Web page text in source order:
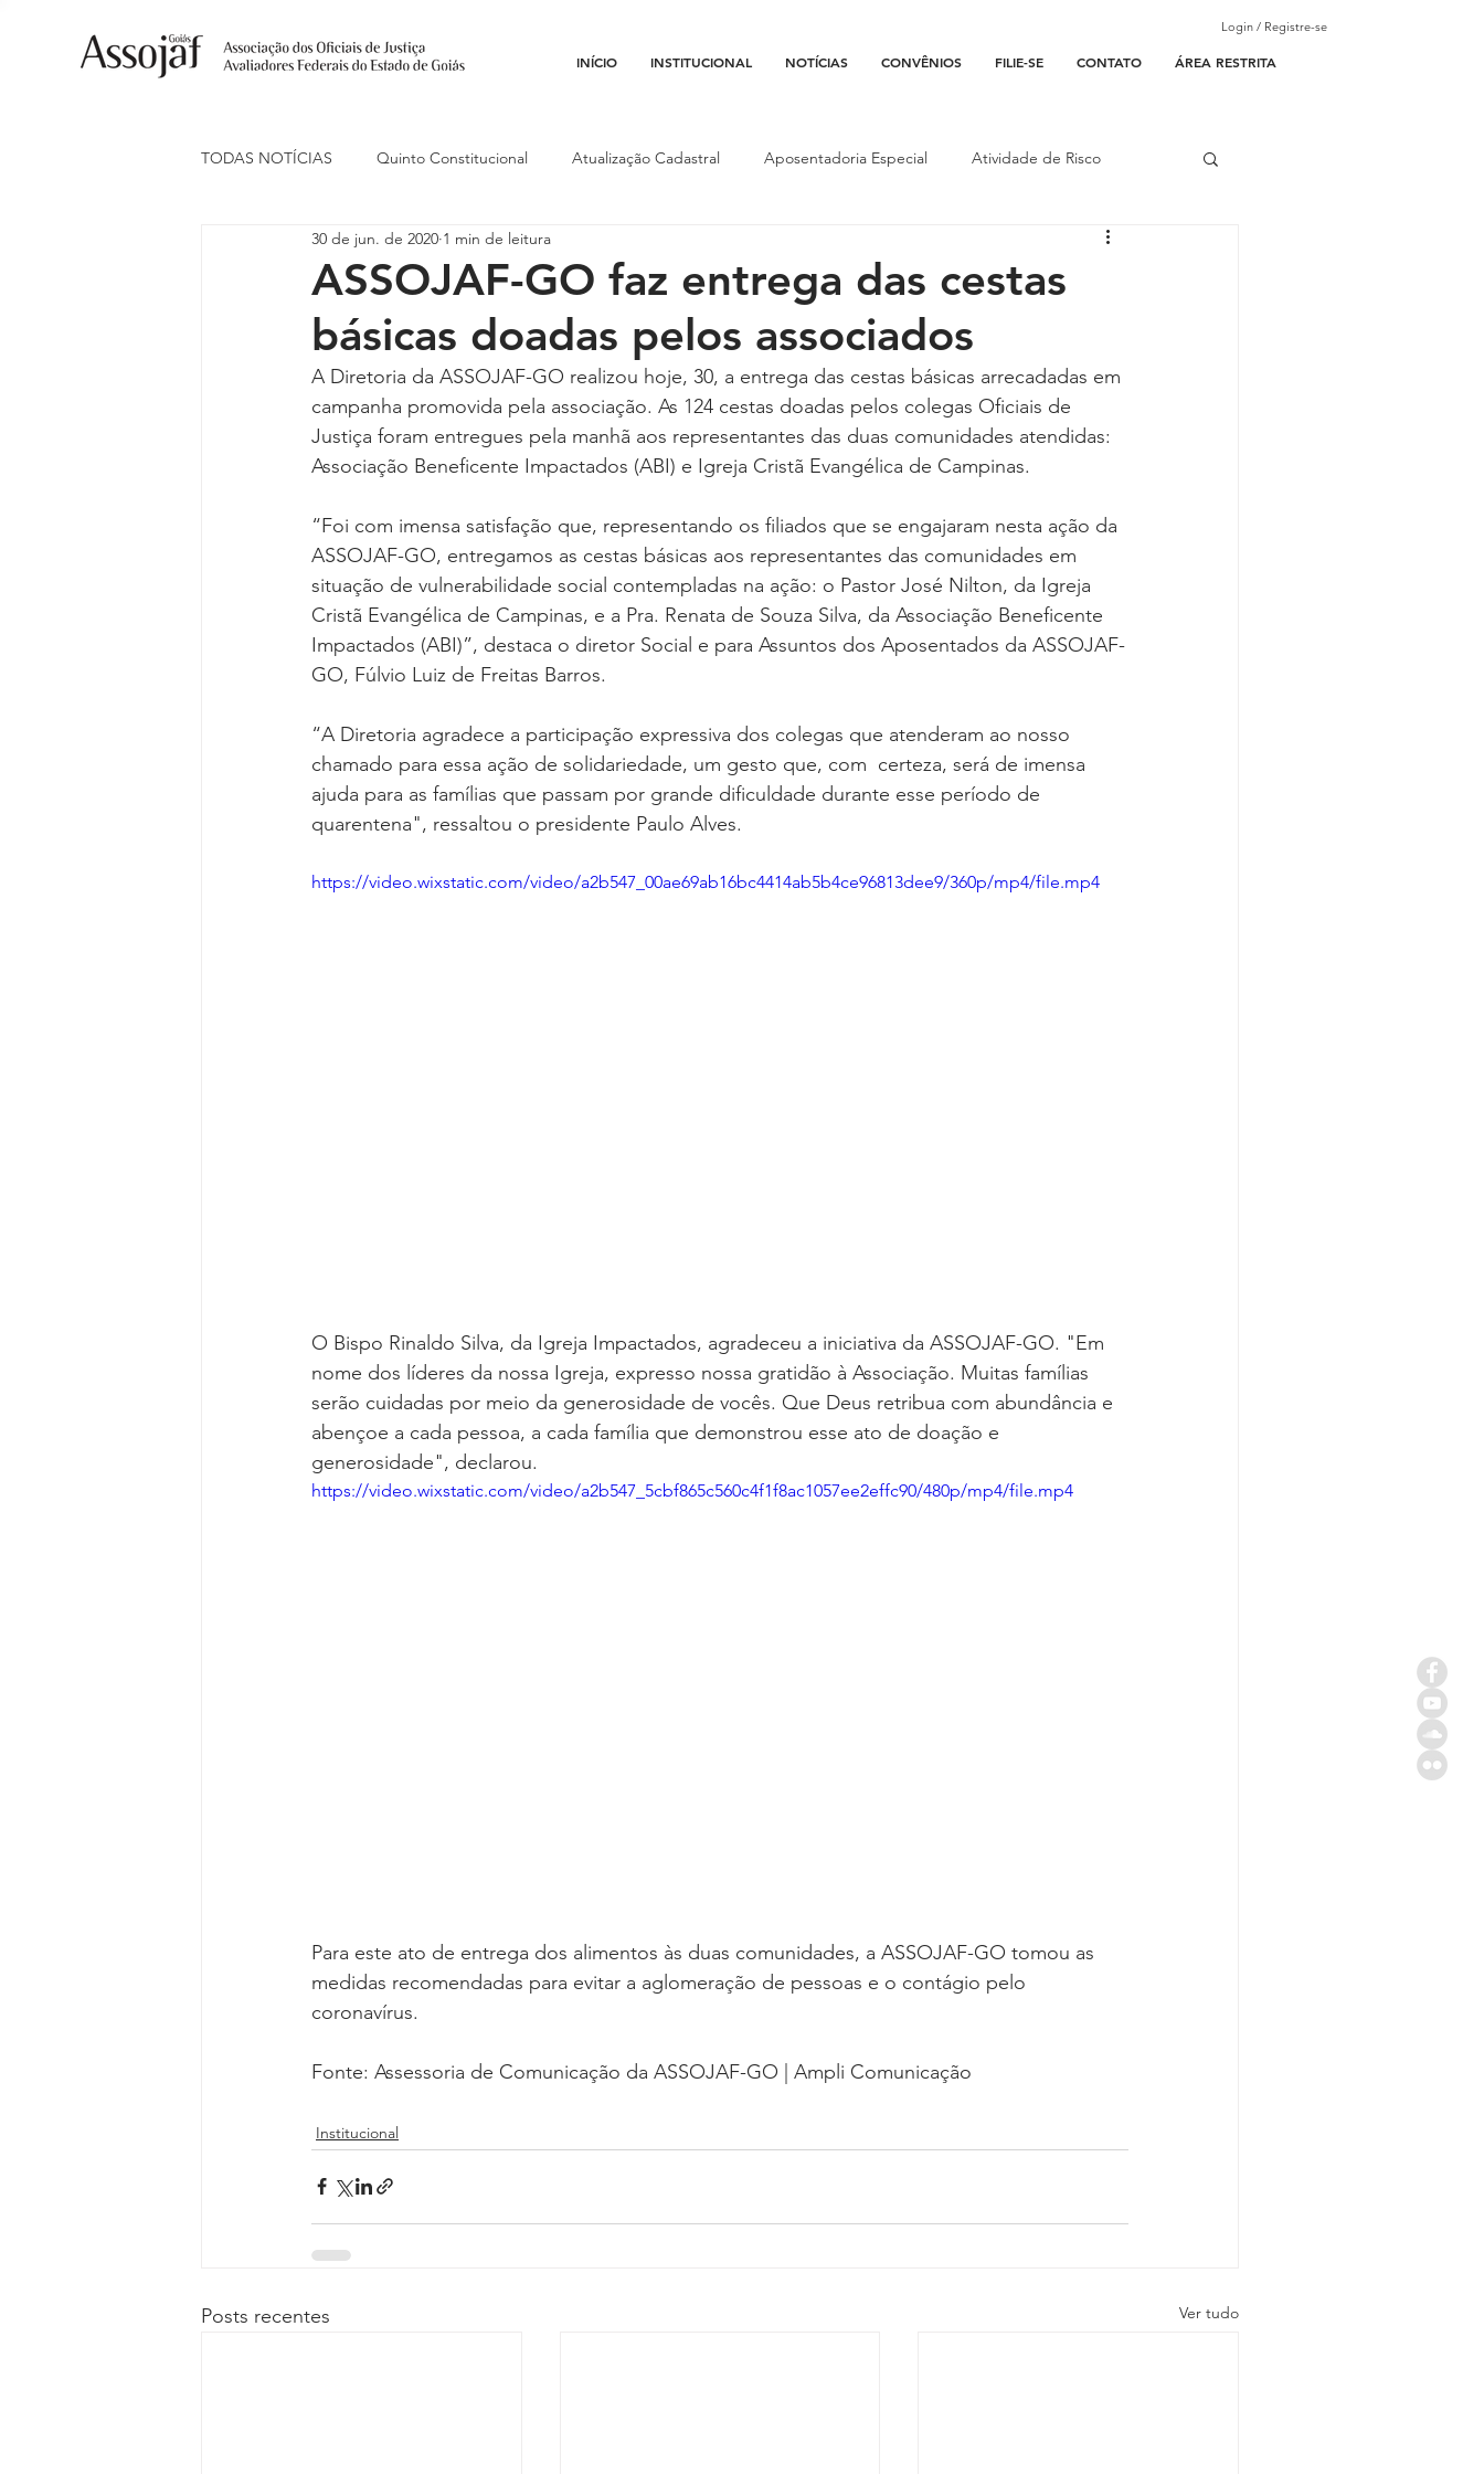
INÍCIO INSTITUCIONAL NOTÍCIAS CONVÊNIOS FILIE-SE CONTATO ÁREA RESTRITA
Login / Registre-se
TODAS NOTÍCIAS Quinto Constitucional Atualização Cadastral Aposentadoria Especial Atividade de Risco
Ações Judiciais Carreira Conojaf
Indenização de Transporte Isenção Fiscal Justiça do Trabalho Justiça Federal
Livre Estacionamento Porte de Arma Pleitos da Assojaf-GO
Desjudicialização
ASSOJAF-GO faz entrega das cestas
básicas doadas pelos associados
30 de jun. de 2020 1 min de leitura
A Diretoria da ASSOJAF-GO realizou hoje, 30, a entrega das cestas básicas arrecadadas em
campanha promovida pela associação. As 124 cestas doadas pelos colegas Oficiais de
Justiça foram entregues pela manhã aos representantes das duas comunidades atendidas:
Associação Beneficente Impactados (ABI) e Igreja Cristã Evangélica de Campinas.
“Foi com imensa satisfação que, representando os filiados que se engajaram nesta ação da
ASSOJAF-GO, entregamos as cestas básicas aos representantes das comunidades em
situação de vulnerabilidade social contempladas na ação: o Pastor José Nilton, da Igreja
Cristã Evangélica de Campinas, e a Pra. Renata de Souza Silva, da Associação Beneficente
Impactados (ABI)”, destaca o diretor Social e para Assuntos dos Aposentados da ASSOJAF-
GO, Fúlvio Luiz de Freitas Barros.
“A Diretoria agradece a participação expressiva dos colegas que atenderam ao nosso
chamado para essa ação de solidariedade, um gesto que, com  certeza, será de imensa
ajuda para as famílias que passam por grande dificuldade durante esse período de
quarentena", ressaltou o presidente Paulo Alves.
https://video.wixstatic.com/video/a2b547_00ae69ab16bc4414ab5b4ce96813dee9/360p/mp4/file.mp4
O Bispo Rinaldo Silva, da Igreja Impactados, agradeceu a iniciativa da ASSOJAF-GO. "Em
nome dos líderes da nossa Igreja, expresso nossa gratidão à Associação. Muitas famílias
serão cuidadas por meio da generosidade de vocês. Que Deus retribua com abundância e
abençoe a cada pessoa, a cada família que demonstrou esse ato de doação e
generosidade", declarou.
https://video.wixstatic.com/video/a2b547_5cbf865c560c4f1f8ac1057ee2effc90/480p/mp4/file.mp4
Para este ato de entrega dos alimentos às duas comunidades, a ASSOJAF-GO tomou as
medidas recomendadas para evitar a aglomeração de pessoas e o contágio pelo
coronavírus.
Fonte: Assessoria de Comunicação da ASSOJAF-GO | Ampli Comunicação
Institucional
Posts recentes Ver tudo